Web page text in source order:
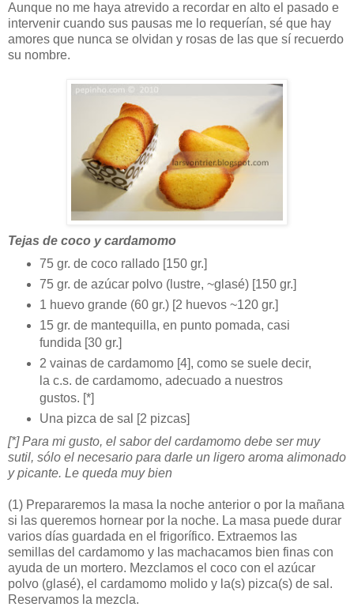
Aunque no me haya atrevido a recordar en alto el pasado e
intervenir cuando sus pausas me lo requerían, sé que hay
amores que nunca se olvidan y rosas de las que sí recuerdo
su nombre.
Tejas de coco y cardamomo
75 gr. de coco rallado [150 gr.]
75 gr. de azúcar polvo (lustre, ~glasé) [150 gr.]
1 huevo grande (60 gr.) [2 huevos ~120 gr.]
15 gr. de mantequilla, en punto pomada, casi
fundida [30 gr.]
2 vainas de cardamomo [4], como se suele decir,
la c.s. de cardamomo, adecuado a nuestros
gustos. [*]
Una pizca de sal [2 pizcas]
[*] Para mi gusto, el sabor del cardamomo debe ser muy
sutil, sólo el necesario para darle un ligero aroma alimonado
y picante. Le queda muy bien
(1) Prepararemos la masa la noche anterior o por la mañana
si las queremos hornear por la noche. La masa puede durar
varios días guardada en el frigorífico. Extraemos las
semillas del cardamomo y las machacamos bien finas con
ayuda de un mortero. Mezclamos el coco con el azúcar
polvo (glasé), el cardamomo molido y la(s) pizca(s) de sal.
Reservamos la mezcla.